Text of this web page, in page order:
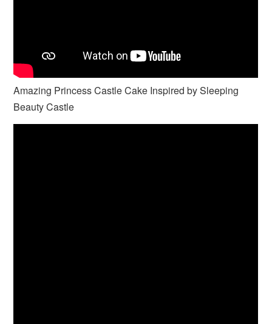
Amazing Princess Castle Cake Inspired by Sleeping
Beauty Castle